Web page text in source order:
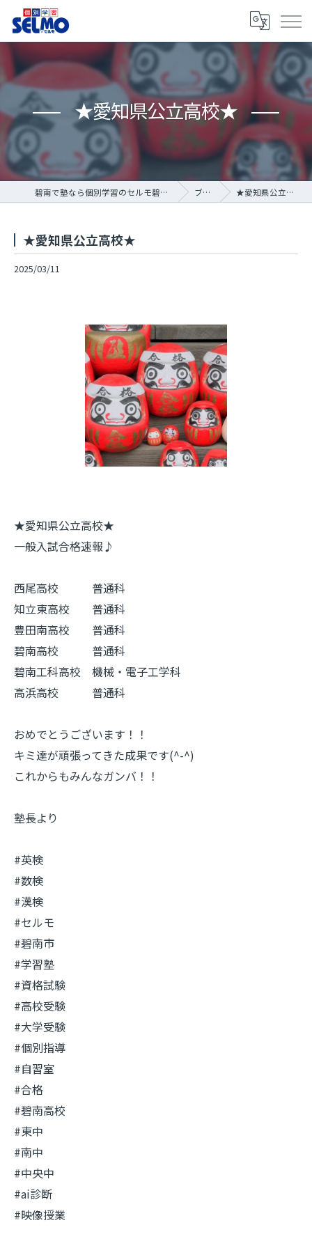
★愛知県公立高校★
碧南で塾なら個別学習のセルモ碧南霞浦教室 ブログ ★愛知県公立高校★
★愛知県公立高校★
2025/03/11
★愛知県公立高校★
一般入試合格速報♪
西尾高校 普通科
知立東高校 普通科
豊田南高校 普通科
碧南高校 普通科
碧南工科高校 機械・電子工学科
高浜高校 普通科
おめでとうございます！！
キミ達が頑張ってきた成果です(^-^)
これからもみんなガンバ！！
塾長より
#英検
#数検
#漢検
#セルモ
#碧南市
#学習塾
#資格試験
#高校受験
#大学受験
#個別指導
#自習室
#合格
#碧南高校
#東中
#南中
#中央中
#ai診断
#映像授業